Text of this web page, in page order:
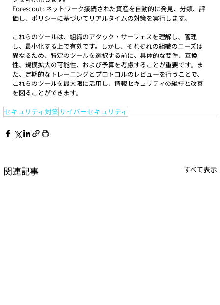
Forescout: ネットワーク接続された資産を自動的に発見、分類、評
価し、ポリシーに基づいてリアルタイムの対策を実行します。
これらのツールは、組織のアタック・サーフェスを理解し、管理
し、最小化する上で有効です。しかし、それぞれの組織のニーズは
異なるため、特定のツールを選択する前に、具体的な要件、互換
性、規模拡大の可能性、および予算を考慮することが重要です。ま
た、定期的なトレーニングとプロトコルのレビューを行うことで、
これらのツールを最大限に活用し、情報セキュリティの維持と改善
を図ることができます。
セキュリティ対策 サイバーセキュリティ
関連記事 すべて表示